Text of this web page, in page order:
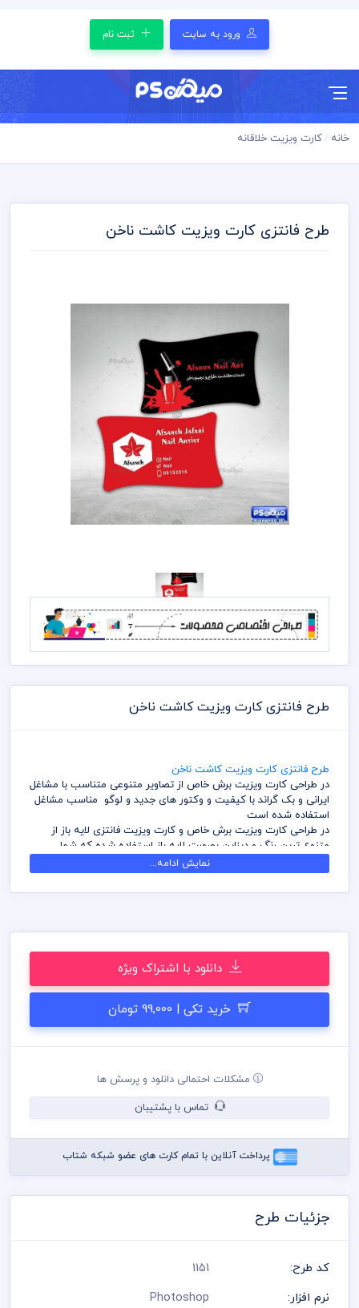
ورود به سایت ثبت نام
خانه کارت ویزیت خلاقانه
دانلود با اشتراک ویژه
خرید تکی | 99,000 تومان
مشکلات احتمالی دانلود و پرسش ها
تماس با پشتیبان
پرداخت آنلاین با تمام کارت های عضو شبکه شتاب
جزئیات طرح
کد طرح:
1151
نرم افزار:
Photoshop
طرح فانتزی کارت ویزیت کاشت ناخن
طرح فانتزی کارت ویزیت کاشت ناخن
طرح فانتزی کارت ویزیت کاشت ناخن
در طراحی کارت ویزیت برش خاص از تصاویر متنوعی متناسب با مشاغل
ایرانی و بک گراند با کیفیت و وکتور های جدید و لوگو مناسب مشاغل
استفاده شده است
در طراحی کارت ویزیت برش خاص و کارت ویزیت فانتزی لایه باز از
متنوع ترین رنگ و دیزاین بصورت لایه باز استفاده شده که شما
بتوانید لایه های مختلف کارت ویزیت را به سلیقه ویرایش و استفاده
نمائید
در طراحی کارت ویزیت میهن پی اس دی از تصاویر و وکتورهای
باشد که می توانید جهت ویرایش از نرم افزار فتوشاپ استفاده نمائید
شما می توانید چاپ کارت ویزیت های موجود در وب سایت میهن پی
اس دی را نزد چاپحانه مجموعه چاپ و در سراسر کشور دریافت نمائید
برای دانلود کارت ویزیت و طرح لایه باز به صورت به صرفه می توانید از
بسته های اشتراک ویژه استفاده نمائید و کارت ویزیت رایگان دانلود
نمائید
خریدار می باشد
در طراحی کارت ویزیت از لوگو و نشان های تجاری نمادین استفاده
شده است و مسئولیت استفاده از همان لوگو به عهده خریدار می
رعایت کلیه قوانین موجود در سایت به عهده خریدار می باشد
نمایش ادامه...